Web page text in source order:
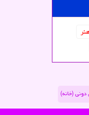
(خانه)